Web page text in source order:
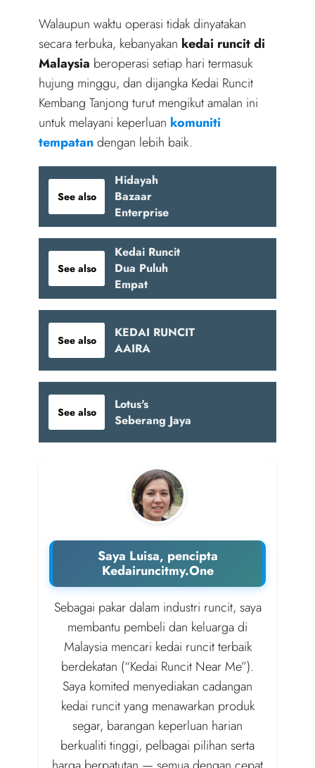
Walaupun waktu operasi tidak dinyatakan
secara terbuka, kebanyakan kedai runcit di
Malaysia beroperasi setiap hari termasuk
hujung minggu, dan dijangka Kedai Runcit
Kembang Tanjong turut mengikut amalan ini
untuk melayani keperluan komuniti
tempatandengan lebih baik.
See also
Hidayah
Bazaar
Enterprise
See also
Kedai Runcit
Dua Puluh
Empat
See also
KEDAI RUNCIT
AAIRA
See also
Lotus's
Seberang Jaya
Saya Luisa, pencipta
Kedairuncitmy.One
Sebagai pakar dalam industri runcit, saya
membantu pembeli dan keluarga di
Malaysia mencari kedai runcit terbaik
berdekatan (“Kedai Runcit Near Me”).
Saya komited menyediakan cadangan
kedai runcit yang menawarkan produk
segar, barangan keperluan harian
berkualiti tinggi, pelbagai pilihan serta